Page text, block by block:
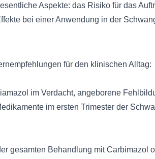
Aspekte: das Risiko für das
bei einer Anwendung in der
für den klinischen Alltag:
im Verdacht, angeborene
im ersten Trimester der
gesamten Behandlung mit Carbimazol